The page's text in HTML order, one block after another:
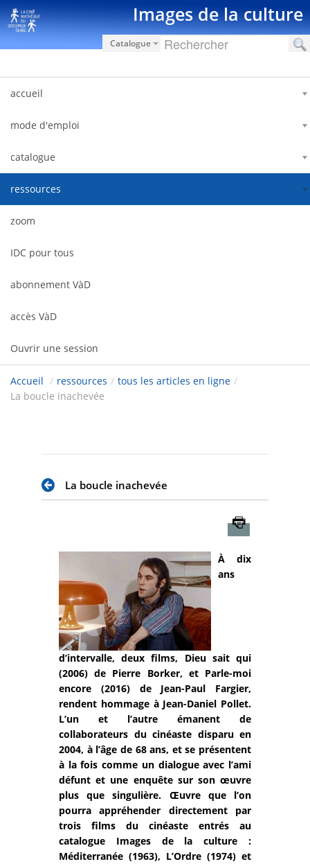
Saut au contenu Images de la culture
Catalogue
accueil
mode d'emploi
catalogue
ressources
zoom
IDC pour tous
abonnement VàD
accès VàD
Ouvrir une session
Accueil / ressources / tous les articles en ligne /
La boucle inachevée
La boucle inachevée
À dix
ans
d’intervalle, deux films, Dieu sait qui
(2006) de Pierre Borker, et Parle-moi
encore (2016) de Jean-Paul Fargier,
rendent hommage à Jean-Daniel Pollet.
L’un et l’autre émanent de
collaborateurs du cinéaste disparu en
2004, à l’âge de 68 ans, et se présentent
à la fois comme un dialogue avec l’ami
défunt et une enquête sur son œuvre
plus que singulière. Œuvre que l’on
pourra appréhender directement par
trois films du cinéaste entrés au
catalogue Images de la culture :
Méditerranée (1963), L’Ordre (1974) et